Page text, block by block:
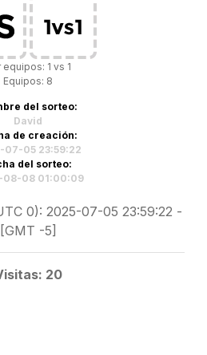
equipos: 1 vs 1
Equipos: 8
del sorteo:
David
de creación:
07-05 23:59:22
del sorteo:
08-08 01:00:09
0): 2025-07-05 23:59:22 -
[GMT -5]
20